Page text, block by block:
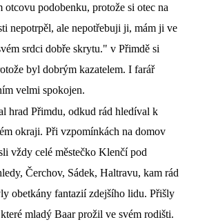
otcovu podobenku, protože si otec na
nepotrpěl, ale nepotřebuji ji, mám ji ve
srdci dobře skrytu." v Přimdě si
byl dobrým kazatelem. I farář
velmi spokojen.
hrad Přimdu, odkud rád hledíval k
okraji. Při vzpomínkách na domov
vždy celé městečko Klenčí pod
Čerchov, Sádek, Haltravu, kam rád
obetkány fantazií zdejšího lidu. Přišly
mladý Baar prožil ve svém rodišti.